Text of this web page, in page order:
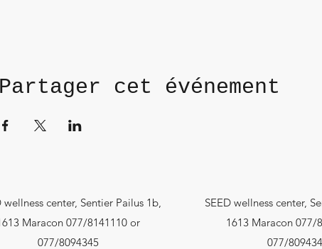
Partager cet événement
wellness center, Sentier Pailus 1b,
Maracon 077/8141110 or
077/8094345
SEED wellness center,
1613 Maracon 077/
077/